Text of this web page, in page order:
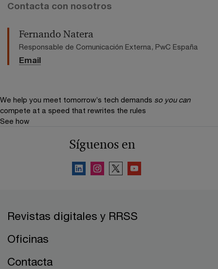
Contacta con nosotros
Fernando Natera
Responsable de Comunicación Externa, PwC España
Email
We help you meet tomorrow’s tech demands so you can
compete at a speed that rewrites the rules
See how
Síguenos en
Revistas digitales y RRSS
Oficinas
Contacta